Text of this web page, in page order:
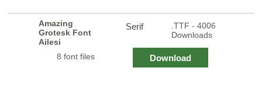
Amazing
Grotesk Font
Ailesi
Serif
.TTF - 4006
Downloads
8 font files Download